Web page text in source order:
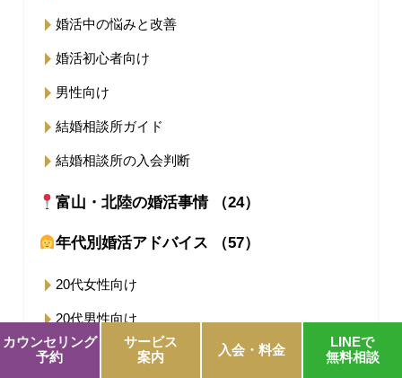
カウンセリング
予約
サービス
案内
入会・料金
LINEで
無料相談
婚活中の悩みと改善
婚活初心者向け
男性向け
結婚相談所ガイド
結婚相談所の入会判断
富山・北陸の婚活事情 （24）
年代別婚活アドバイス （57）
20代女性向け
20代男性向け
30代女性向け